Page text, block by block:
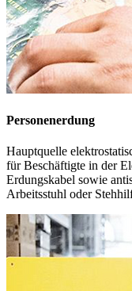
ESD-geschützte
kennzeichnen.
oder Aufkleber auf